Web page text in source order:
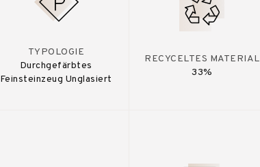
TYPOLOGIE
Durchgefärbtes
Feinsteinzeug Unglasiert
RECYCELTES MATERIAL
33%